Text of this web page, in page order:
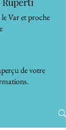
Var et proche
de votre